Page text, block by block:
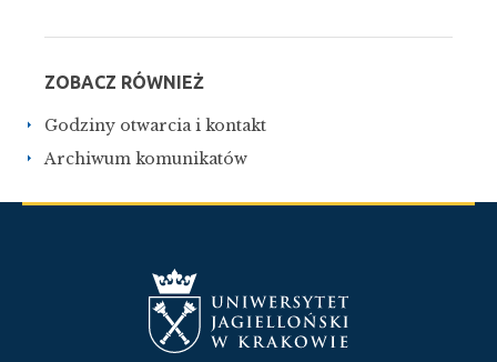
ZOBACZ RÓWNIEŻ
Godziny otwarcia i kontakt
Archiwum komunikatów